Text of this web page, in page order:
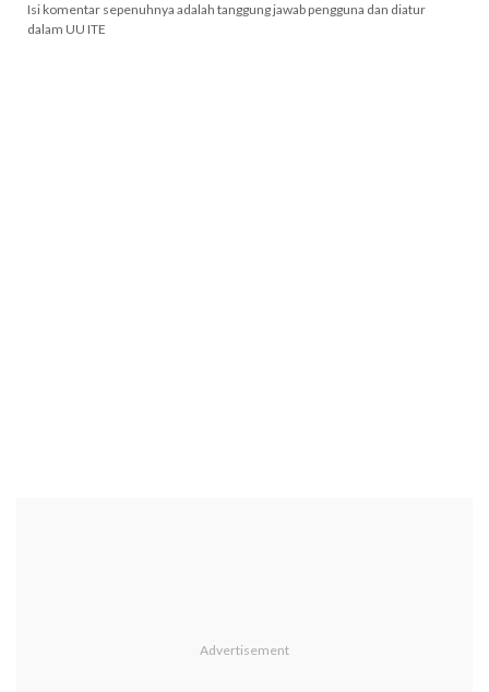
Isi komentar sepenuhnya adalah tanggung jawab pengguna dan diatur
dalam UU ITE